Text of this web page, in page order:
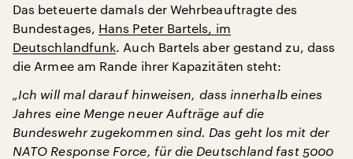
Das beteuerte damals der Wehrbeauftragte des
Bundestages, Hans Peter Bartels, im
Deutschlandfunk. Auch Bartels aber gestand zu, dass
die Armee am Rande ihrer Kapazitäten steht:
„Ich will mal darauf hinweisen, dass innerhalb eines
Jahres eine Menge neuer Aufträge auf die
Bundeswehr zugekommen sind. Das geht los mit der
NATO Response Force, für die Deutschland fast 5000